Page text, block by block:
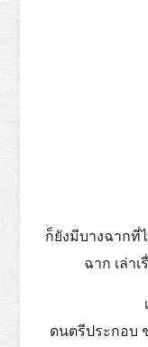
ก็ยังมีบางฉากที่
ฉาก เล่า
ดนตรีประกอบ